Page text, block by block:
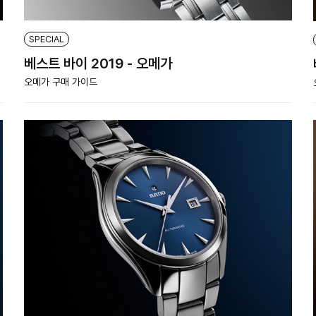
SPECIAL
베스트 바이 2019 - 오메가
오메가 구매 가이드